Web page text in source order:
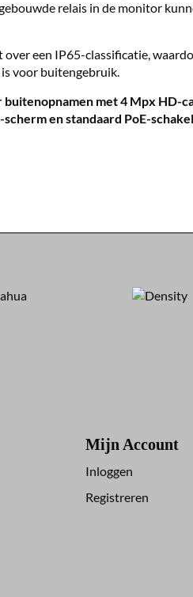
relais in de monitor
een IP65-classificatie,
voor buitengebruik.
met 4 Mpx HD-
en standaard PoE-
Mijn Account
Inloggen
Registreren